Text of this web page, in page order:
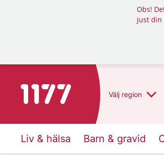
Obs!
just din
Till startsidan för 1177 Välj region
Liv & hälsa Barn & gravid